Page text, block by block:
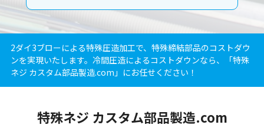
2ダイ3ブローによる特殊圧造加工で、特殊締結部品のコストダウ
ンを実現いたします。冷間圧造によるコストダウンなら、「特殊
ネジ カスタム部品製造.com」にお任せください！
特殊ネジ カスタム部品製造.com